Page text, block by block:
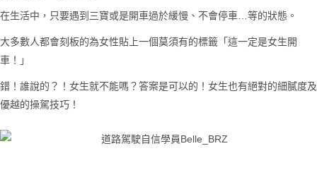
在生活中，只要遇到三寶或是開車過於緩慢、不會停車…等的狀態。
大多數人都會刻板的為女性貼上一個莫須有的標籤「這一定是女生開
車！」
錯！誰說的？！女生就不能嗎？答案是可以的！女生也有絕對的細膩度及
優越的操駕技巧！